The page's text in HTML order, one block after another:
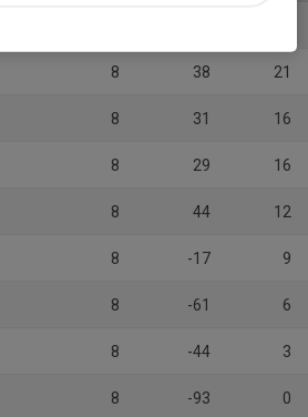
8 38 21
8 31 16
8 29 16
8 44 12
8 -17 9
8 -61 6
8 -44 3
8 -93 0